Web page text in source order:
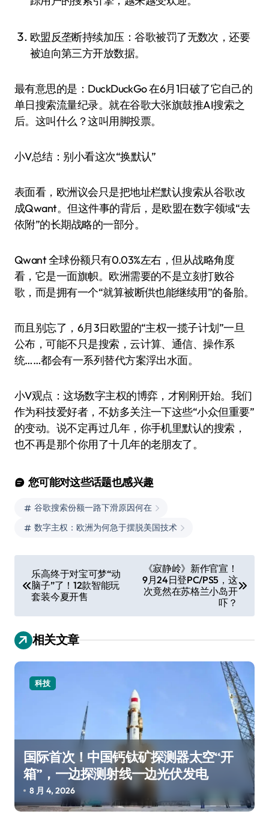
欧盟反垄断持续加压：谷歌被罚了无数次，还要
被迫向第三方开放数据。
最有意思的是：DuckDuckGo 在6月1日破了它自己的
单日搜索流量纪录。就在谷歌大张旗鼓推AI搜索之
后。这叫什么？这叫用脚投票。
小V总结：别小看这次“换默认”
表面看，欧洲议会只是把地址栏默认搜索从谷歌改
成Qwant。但这件事的背后，是欧盟在数字领域“去
依附”的长期战略的一部分。
Qwant 全球份额只有0.03%左右，但从战略角度
看，它是一面旗帜。欧洲需要的不是立刻打败谷
歌，而是拥有一个“就算被断供也能继续用”的备胎。
而且别忘了，6月3日欧盟的“主权一揽子计划”一旦
公布，可能不只是搜索，云计算、通信、操作系
统……都会有一系列替代方案浮出水面。
小V观点：这场数字主权的博弈，才刚刚开始。我们
作为科技爱好者，不妨多关注一下这些“小众但重要”
的变动。说不定再过几年，你手机里默认的搜索，
也不再是那个你用了十几年的老朋友了。
您可能对这些话题也感兴趣
谷歌搜索份额一路下滑原因何在
数字主权：欧洲为何急于摆脱美国技术
章
乐高终于对宝可梦“动
脑子”了！12款智能玩
套装今夏开售
《寂静岭》新作官宣！
9月24日登PC/PS5，这
次竟然在苏格兰小岛开
吓？
相关文章
科技
国际首次！中国钙钛矿探测器太空“开
箱”，一边探测射线一边光伏发电
8 月 4, 2026